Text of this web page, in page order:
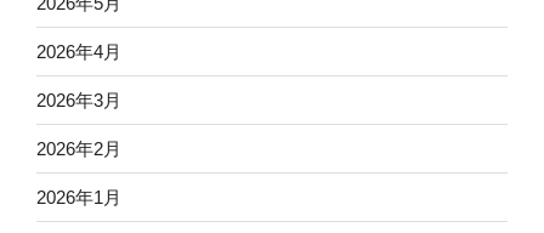
2026年4月
2026年3月
2026年2月
2026年1月